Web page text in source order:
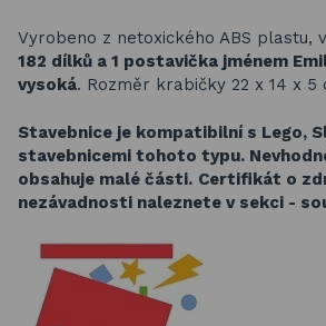
Vyrobeno z netoxického ABS plastu,
182 dílků a 1 postavička jménem
vysoká. Rozměr krabičky 22 x 14 x 5
Stavebnice je kompatibilní s Lego,
stavebnicemi tohoto typu.
obsahuje malé části. Certifikát o
nezávadnosti naleznete v sekci -